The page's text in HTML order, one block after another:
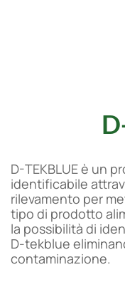
D-TEKBLUE è un
identificabile
rilevamento per
tipo di prodotto
la possibilità di
D-tekblue
contaminazione.